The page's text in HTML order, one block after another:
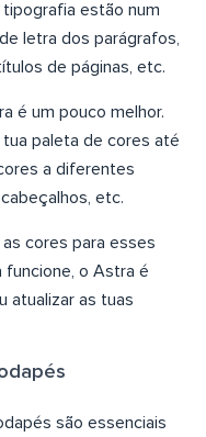
estão num
letra dos parágrafos,
de páginas, etc.
é um pouco melhor.
tua paleta de cores até
a diferentes
etc.
as cores para esses
funcione, o Astra é
atualizar as tuas
são essenciais